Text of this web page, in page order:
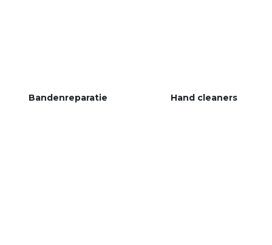
Bandenreparatie Hand cleaners